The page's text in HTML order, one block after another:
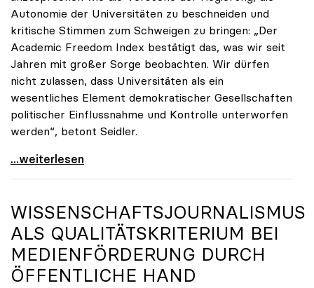
Autonomie der Universitäten zu beschneiden und
kritische Stimmen zum Schweigen zu bringen: „Der
Academic Freedom Index bestätigt das, was wir seit
Jahren mit großer Sorge beobachten. Wir dürfen
nicht zulassen, dass Universitäten als ein
wesentliches Element demokratischer Gesellschaften
politischer Einflussnahme und Kontrolle unterworfen
werden“, betont Seidler.
Gegen Angriffe auf Wissenschaft: uniko richtet vor
...weiterlesen
WISSENSCHAFTSJOURNALISMUS
ALS QUALITÄTSKRITERIUM BEI
MEDIENFÖRDERUNG DURCH
ÖFFENTLICHE HAND